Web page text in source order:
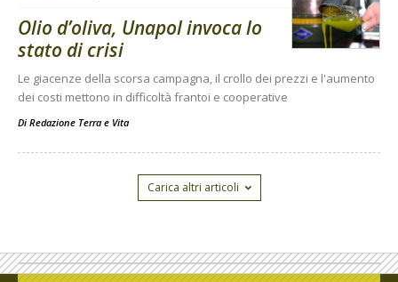
Olio d’oliva, Unapol invoca lo
stato di crisi
Le giacenze della scorsa campagna, il crollo dei prezzi e l'aumento
dei costi mettono in difficoltà frantoi e cooperative
Di Redazione Terra e Vita
Carica altri articoli